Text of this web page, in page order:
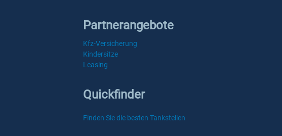
Partnerangebote
Kfz-Versicherung
Kindersitze
Leasing
Quickfinder
Finden Sie die besten Tankstellen